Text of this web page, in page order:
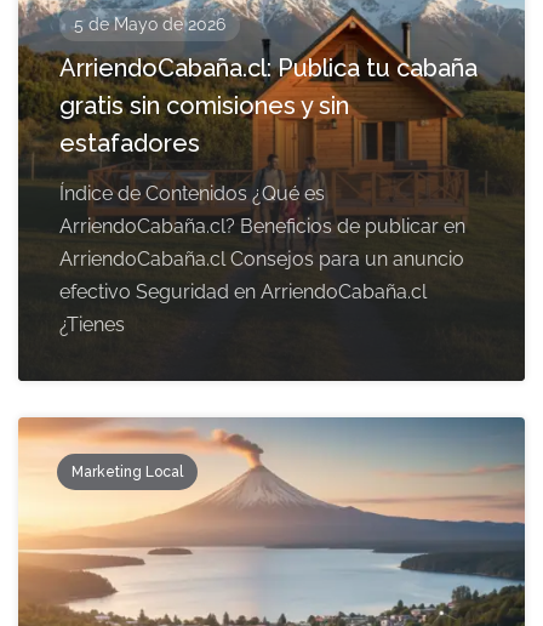
5 de Mayo de 2026
ArriendoCabaña.cl: Publica tu cabaña
gratis sin comisiones y sin
estafadores
Índice de Contenidos ¿Qué es
ArriendoCabaña.cl? Beneficios de publicar en
ArriendoCabaña.cl Consejos para un anuncio
efectivo Seguridad en ArriendoCabaña.cl
¿Tienes
Marketing Local